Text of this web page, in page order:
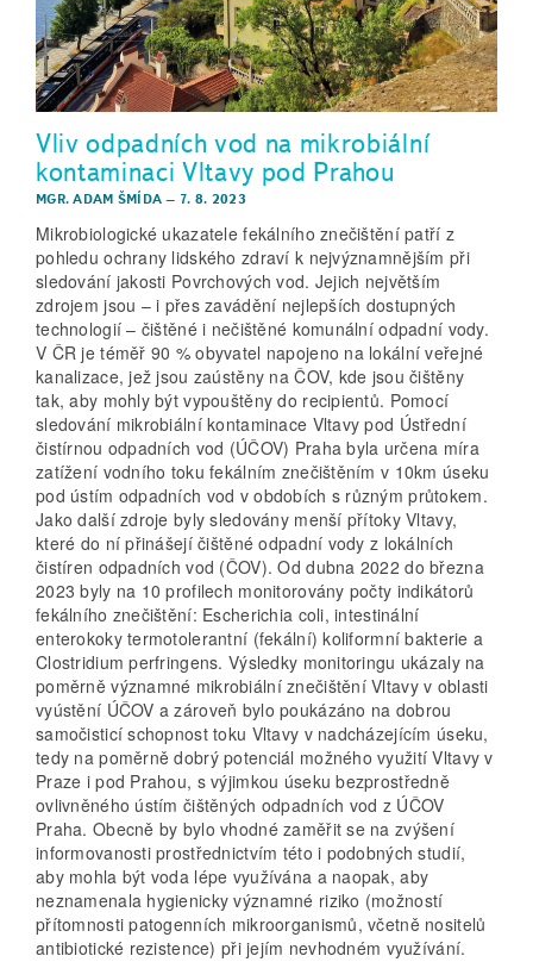
Vliv odpadních vod na mikrobiální
kontaminaci Vltavy pod Prahou
MGR. ADAM ŠMÍDA – 7. 8. 2023
Mikrobiologické ukazatele fekálního znečištění patří z
pohledu ochrany lidského zdraví k nejvýznamnějším při
sledování jakosti Povrchových vod. Jejich největším
zdrojem jsou – i přes zavádění nejlepších dostupných
technologií – čištěné i nečištěné komunální odpadní vody.
V ČR je téměř 90 % obyvatel napojeno na lokální veřejné
kanalizace, jež jsou zaústěny na ČOV, kde jsou čištěny
tak, aby mohly být vypouštěny do recipientů. Pomocí
sledování mikrobiální kontaminace Vltavy pod Ústřední
čistírnou odpadních vod (ÚČOV) Praha byla určena míra
zatížení vodního toku fekálním znečištěním v 10km úseku
pod ústím odpadních vod v obdobích s různým průtokem.
Jako další zdroje byly sledovány menší přítoky Vltavy,
které do ní přinášejí čištěné odpadní vody z lokálních
čistíren odpadních vod (ČOV). Od dubna 2022 do března
2023 byly na 10 profilech monitorovány počty indikátorů
fekálního znečištění: Escherichia coli, intestinální
enterokoky termotolerantní (fekální) koliformní bakterie a
Clostridium perfringens. Výsledky monitoringu ukázaly na
poměrně významné mikrobiální znečištění Vltavy v oblasti
vyústění ÚČOV a zároveň bylo poukázáno na dobrou
samočisticí schopnost toku Vltavy v nadcházejícím úseku,
tedy na poměrně dobrý potenciál možného využití Vltavy v
Praze i pod Prahou, s výjimkou úseku bezprostředně
ovlivněného ústím čištěných odpadních vod z ÚČOV
Praha. Obecně by bylo vhodné zaměřit se na zvýšení
informovanosti prostřednictvím této i podobných studií,
aby mohla být voda lépe využívána a naopak, aby
neznamenala hygienicky významné riziko (možností
přítomnosti patogenních mikroorganismů, včetně nositelů
antibiotické rezistence) při jejím nevhodném využívání.